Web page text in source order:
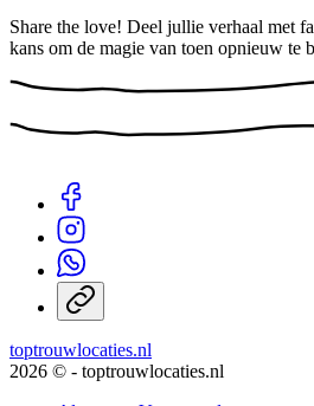
Share the love! Deel jullie verhaal met
kans om de magie van toen opnieuw te
toptrouwlocaties.nl
2026 © - toptrouwlocaties.nl